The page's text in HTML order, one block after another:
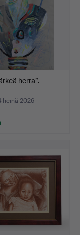
herra”.
heinä 2026